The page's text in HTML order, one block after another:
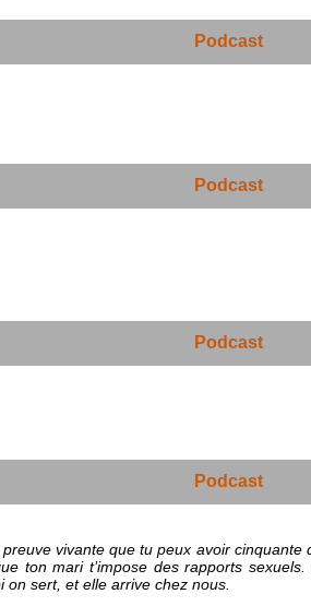
Podcast
Podcast
Podcast
Podcast
vivante que tu peux avoir
ton mari t’impose des rapports sexuels.
on sert, et elle arrive chez nous.